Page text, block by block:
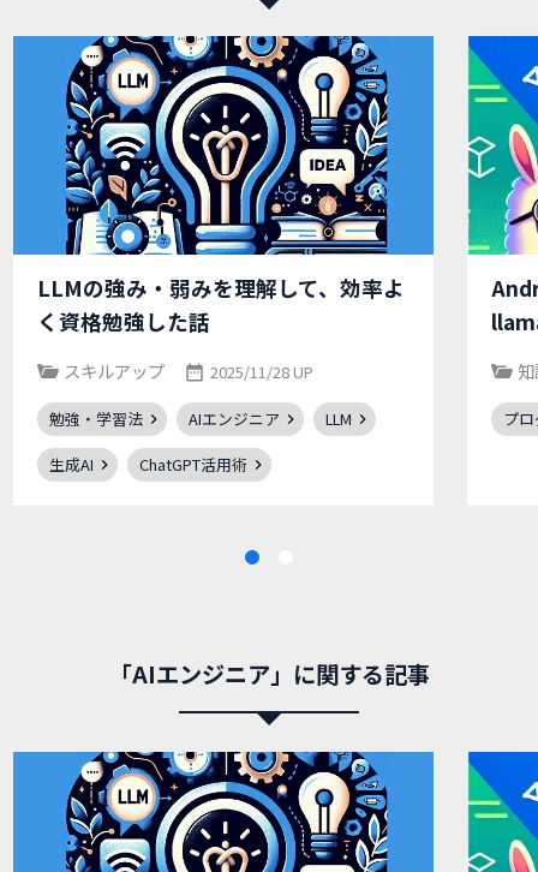
LLMの強み・弱みを理解して、効率よ
く資格勉強した話
スキルアップ 2025/11/28 UP
勉強・学習法 AIエンジニア
LLM
生成AI
ChatGPT活用術
プ
「AIエンジニア」に関する記事